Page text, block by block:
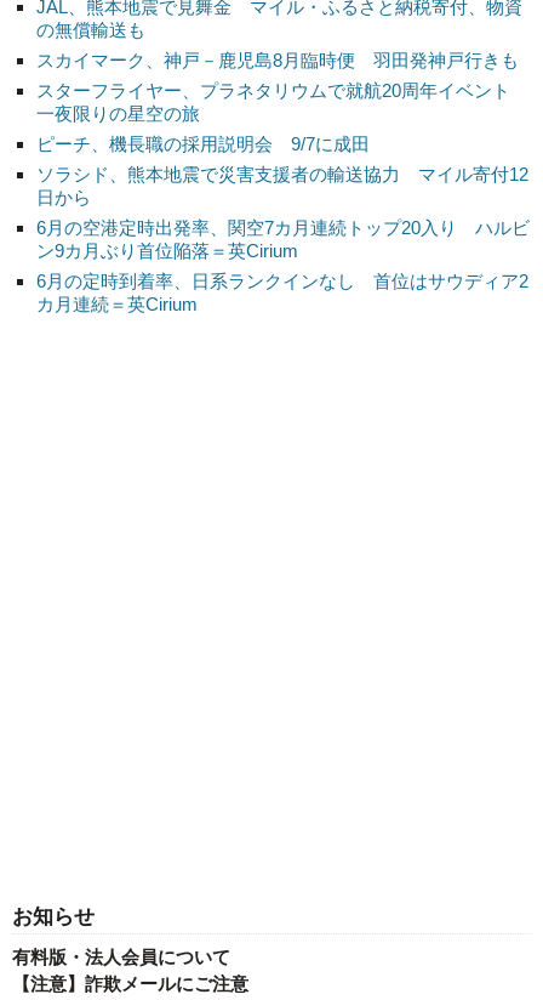
JAL、熊本地震で見舞金 マイル・ふるさと納税寄付、物資
の無償輸送も
スカイマーク、神戸－鹿児島8月臨時便 羽田発神戸行きも
スターフライヤー、プラネタリウムで就航20周年イベント
一夜限りの星空の旅
ピーチ、機長職の採用説明会 9/7に成田
ソラシド、熊本地震で災害支援者の輸送協力 マイル寄付12
日から
6月の空港定時出発率、関空7カ月連続トップ20入り ハルビ
ン9カ月ぶり首位陥落＝英Cirium
6月の定時到着率、日系ランクインなし 首位はサウディア2
カ月連続＝英Cirium
お知らせ
有料版・法人会員について
【注意】詐欺メールにご注意